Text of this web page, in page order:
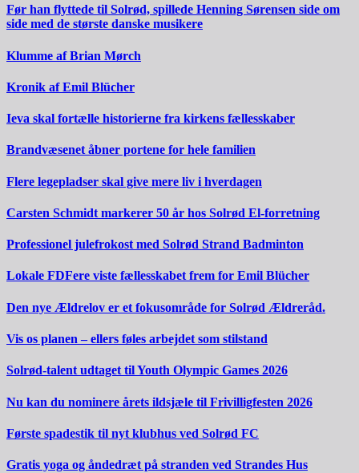
Før han flyttede til Solrød, spillede Henning Sørensen side om
side med de største danske musikere
Klumme af Brian Mørch
Kronik af Emil Blücher
Ieva skal fortælle historierne fra kirkens fællesskaber
Brandvæsenet åbner portene for hele familien
Flere legepladser skal give mere liv i hverdagen
Carsten Schmidt markerer 50 år hos Solrød El-forretning
Professionel julefrokost med Solrød Strand Badminton
Lokale FDFere viste fællesskabet frem for Emil Blücher
Den nye Ældrelov er et fokusområde for Solrød Ældreråd.
Vis os planen – ellers føles arbejdet som stilstand
Solrød-talent udtaget til Youth Olympic Games 2026
Nu kan du nominere årets ildsjæle til Frivilligfesten 2026
Første spadestik til nyt klubhus ved Solrød FC
Gratis yoga og åndedræt på stranden ved Strandes Hus